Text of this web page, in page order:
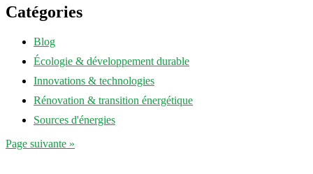
Catégories
Blog
Écologie & développement durable
Innovations & technologies
Rénovation & transition énergétique
Sources d'énergies
Page suivante »